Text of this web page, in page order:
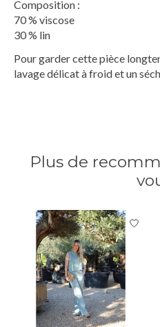
Composition :
70 % viscose
30 % lin
Pour garder cette pièce
lavage délicat à froid et un
Plus de
Articles du carrousel de produits